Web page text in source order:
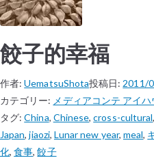
餃子的幸福
作者:UematsuShota投稿日: 2011/
カテゴリー: メディアコンテ アイハ
タグ:China, Chinese,cross-cultural
Japan,jiaozi, Lunar new year, meal,
化,食事,餃子